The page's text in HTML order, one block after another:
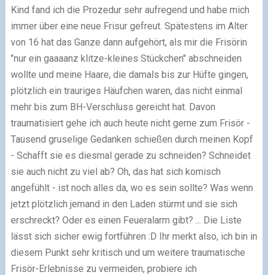
Kind fand ich die Prozedur sehr aufregend und habe mich
immer über eine neue Frisur gefreut. Spätestens im Alter
von 16 hat das Ganze dann aufgehört, als mir die Frisörin
"nur ein gaaaanz klitze-kleines Stückchen" abschneiden
wollte und meine Haare, die damals bis zur Hüfte gingen,
plötzlich ein trauriges Häufchen waren, das nicht einmal
mehr bis zum BH-Verschluss gereicht hat. Davon
traumatisiert gehe ich auch heute nicht gerne zum Frisör -
Tausend gruselige Gedanken schießen durch meinen Kopf
- Schafft sie es diesmal gerade zu schneiden? Schneidet
sie auch nicht zu viel ab? Oh, das hat sich komisch
angefühlt - ist noch alles da, wo es sein sollte? Was wenn
jetzt plötzlich jemand in den Laden stürmt und sie sich
erschreckt? Oder es einen Feueralarm gibt? ... Die Liste
lässt sich sicher ewig fortführen :D Ihr merkt also, ich bin in
diesem Punkt sehr kritisch und um weitere traumatische
Frisör-Erlebnisse zu vermeiden, probiere ich